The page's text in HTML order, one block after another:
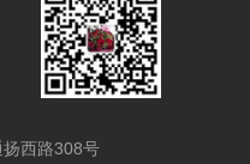
西路308号